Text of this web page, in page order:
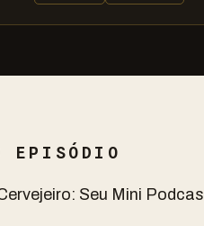
EPISÓDIO
Seu Mini